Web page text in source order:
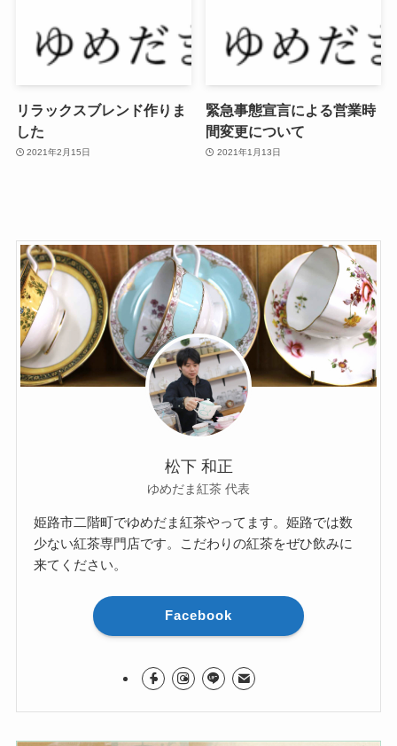
リラックスブレンド作りま
した
2021年2月15日
緊急事態宣言による営業時
間変更について
2021年1月13日
松下 和正
ゆめだま紅茶 代表
姫路市二階町でゆめだま紅茶やってます。姫路では数
少ない紅茶専門店です。こだわりの紅茶をぜひ飲みに
来てください。
Facebook